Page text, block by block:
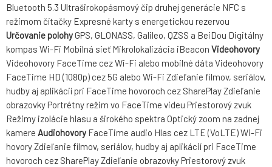
Bluetooth 5.3 Ultraširokopásmový čip druhej generácie NFC s
režimom čítačky Expresné karty s energetickou rezervou
Určovanie polohyGPS, GLONASS, Galileo, QZSS a BeiDou Digitálny
kompas Wi-Fi Mobilná sieť Mikrolokalizácia iBeacon Videohovory
Videohovory FaceTime cez Wi-Fi alebo mobilné dáta Videohovory
FaceTime HD (1080p) cez 5G alebo Wi-Fi Zdieľanie filmov, seriálov,
hudby aj aplikácií pri FaceTime hovoroch cez SharePlay Zdieľanie
obrazovky Portrétny režim vo FaceTime videu Priestorový zvuk
Režimy izolácie hlasu a širokého spektra Optický zoom na zadnej
kamere Audiohovory FaceTime audio Hlas cez LTE (VoLTE) Wi-Fi
hovory Zdieľanie filmov, seriálov, hudby aj aplikácií pri FaceTime
hovoroch cez SharePlay Zdieľanie obrazovky Priestorový zvuk